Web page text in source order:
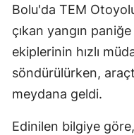
Bolu'da TEM
çıkan yangın
ekiplerinin hızlı
söndürülürken,
meydana geldi.
Edinilen bilgiye